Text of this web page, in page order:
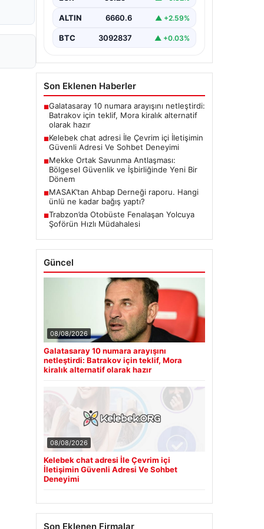
tarzda irtibat kurması kritik bir önem
ALTIN 6660.6 ▲ +2.59%
BTC 3092837 ▲ +0.03%
Son Eklenen Haberler
■Galatasaray 10 numara arayışını netleştirdi:
Batrakov için teklif, Mora kiralık alternatif
olarak hazır
■Kelebek chat adresi İle Çevrim içi İletişimin
Güvenli Adresi Ve Sohbet Deneyimi
■Mekke Ortak Savunma Antlaşması:
Bölgesel Güvenlik ve İşbirliğinde Yeni Bir
Dönem
■MASAK’tan Ahbap Derneği raporu. Hangi
ünlü ne kadar bağış yaptı?
■Trabzon’da Otobüste Fenalaşan Yolcuya
Şoförün Hızlı Müdahalesi
Güncel
08/08/2026
Galatasaray 10 numara arayışını
netleştirdi: Batrakov için teklif, Mora
kiralık alternatif olarak hazır
08/08/2026
Kelebek chat adresi İle Çevrim içi
İletişimin Güvenli Adresi Ve Sohbet
Deneyimi
Son Eklenen Firmalar